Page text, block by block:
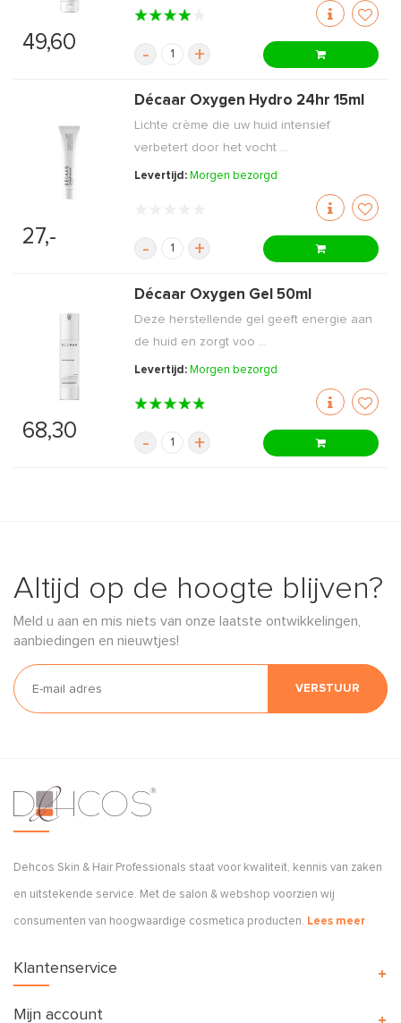
49,60
- +
27,-
Décaar Oxygen Hydro 24hr 15ml
Lichte crème die uw huid intensief
verbetert door het vocht ...
Levertijd: Morgen bezorgd
- +
68,30
Décaar Oxygen Gel 50ml
Deze herstellende gel geeft energie aan
de huid en zorgt voo ...
Levertijd: Morgen bezorgd
- +
Altijd op de hoogte blijven?
Meld u aan en mis niets van onze laatste ontwikkelingen,
aanbiedingen en nieuwtjes!
VERSTUUR
Dehcos Skin & Hair Professionals staat voor kwaliteit, kennis van zaken
en uitstekende service. Met de salon & webshop voorzien wij
consumenten van hoogwaardige cosmetica producten. Lees meer
Klantenservice
Mijn account